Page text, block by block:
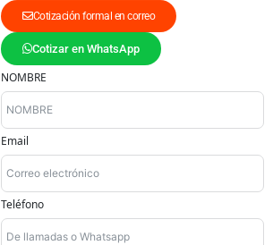
Cotización formal en correo
Cotizar en WhatsApp
NOMBRE
Email
Teléfono